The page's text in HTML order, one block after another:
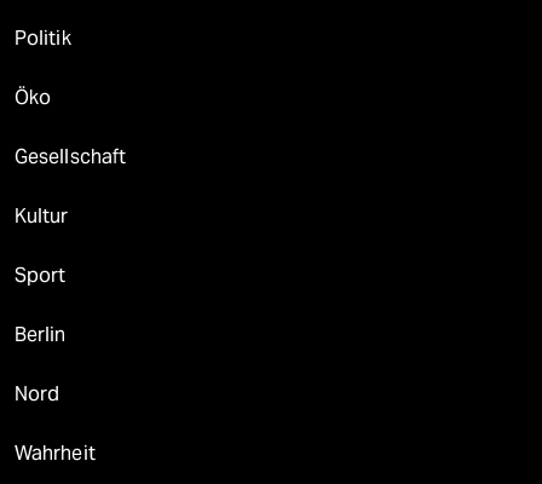
Politik
Öko
Gesellschaft
Kultur
Sport
Berlin
Nord
Wahrheit